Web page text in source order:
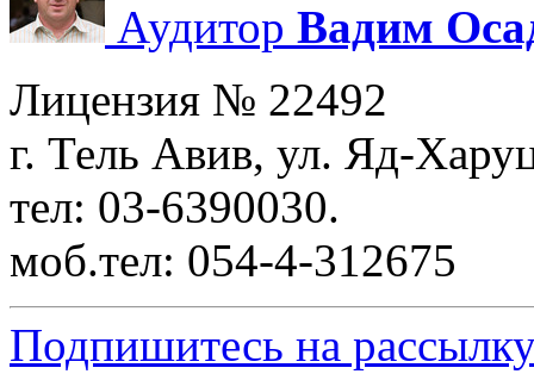
Аудитор Вадим
Лицензия № 22492
г. Тель Авив, ул. Яд-
тел: 03-6390030.
моб.тел: 054-4-312675
Подпишитесь на